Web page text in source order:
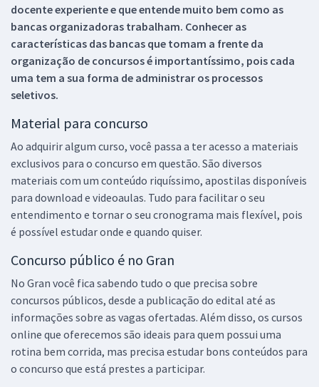
docente experiente e que entende muito bem como as
bancas organizadoras trabalham. Conhecer as
características das bancas que tomam a frente da
organização de concursos é importantíssimo, pois cada
uma tem a sua forma de administrar os processos
seletivos.
Material para concurso
Ao adquirir algum curso, você passa a ter acesso a materiais
exclusivos para o concurso em questão. São diversos
materiais com um conteúdo riquíssimo, apostilas disponíveis
para download e videoaulas. Tudo para facilitar o seu
entendimento e tornar o seu cronograma mais flexível, pois
é possível estudar onde e quando quiser.
Concurso público é no Gran
No Gran você fica sabendo tudo o que precisa sobre
concursos públicos, desde a publicação do edital até as
informações sobre as vagas ofertadas. Além disso, os cursos
online que oferecemos são ideais para quem possui uma
rotina bem corrida, mas precisa estudar bons conteúdos para
o concurso que está prestes a participar.